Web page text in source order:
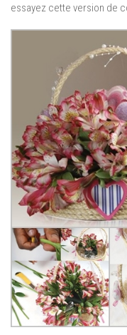
essayez cette version de